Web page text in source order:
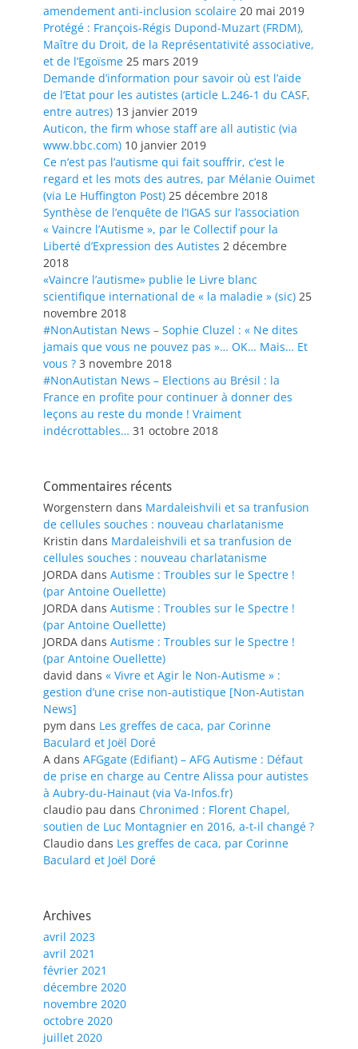
amendement anti-inclusion scolaire 20 mai 2019
Protégé : François-Régis Dupond-Muzart (FRDM),
Maître du Droit, de la Représentativité associative,
et de l’Egoïsme 25 mars 2019
Demande d’information pour savoir où est l’aide
de l’Etat pour les autistes (article L.246-1 du CASF,
entre autres) 13 janvier 2019
Auticon, the firm whose staff are all autistic (via
www.bbc.com) 10 janvier 2019
Ce n’est pas l’autisme qui fait souffrir, c’est le
regard et les mots des autres, par Mélanie Ouimet
(via Le Huffington Post) 25 décembre 2018
Synthèse de l’enquête de l’IGAS sur l’association
« Vaincre l’Autisme », par le Collectif pour la
Liberté d’Expression des Autistes 2 décembre
2018
«Vaincre l’autisme» publie le Livre blanc
scientifique international de « la maladie » (sic) 25
novembre 2018
#NonAutistan News – Sophie Cluzel : « Ne dites
jamais que vous ne pouvez pas »… OK… Mais… Et
vous ? 3 novembre 2018
#NonAutistan News – Elections au Brésil : la
France en profite pour continuer à donner des
leçons au reste du monde ! Vraiment
indécrottables… 31 octobre 2018
Commentaires récents
Worgenstern dans Mardaleishvili et sa tranfusion
de cellules souches : nouveau charlatanisme
Kristin dans Mardaleishvili et sa tranfusion de
cellules souches : nouveau charlatanisme
JORDA dans Autisme : Troubles sur le Spectre !
(par Antoine Ouellette)
JORDA dans Autisme : Troubles sur le Spectre !
(par Antoine Ouellette)
JORDA dans Autisme : Troubles sur le Spectre !
(par Antoine Ouellette)
david dans « Vivre et Agir le Non-Autisme » :
gestion d’une crise non-autistique [Non-Autistan
News]
pym dans Les greffes de caca, par Corinne
Baculard et Joël Doré
A dans AFGgate (Edifiant) – AFG Autisme : Défaut
de prise en charge au Centre Alissa pour autistes
à Aubry-du-Hainaut (via Va-Infos.fr)
claudio pau dans Chronimed : Florent Chapel,
soutien de Luc Montagnier en 2016, a-t-il changé ?
Claudio dans Les greffes de caca, par Corinne
Baculard et Joël Doré
Archives
avril 2023
avril 2021
février 2021
décembre 2020
novembre 2020
octobre 2020
juillet 2020